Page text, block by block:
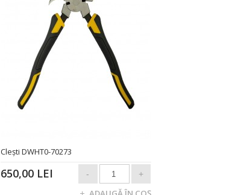
Clești DWHT0-70273
650,00 LEI